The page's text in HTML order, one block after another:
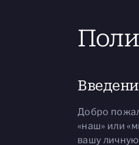
Добро
«наш» или
вашу